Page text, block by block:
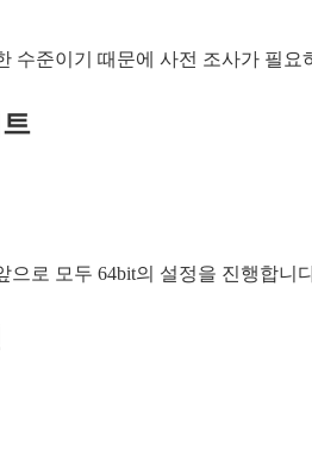
수준이기 때문에 사전 조사가 필요
으로 모두 64bit의 설정을 진행합니